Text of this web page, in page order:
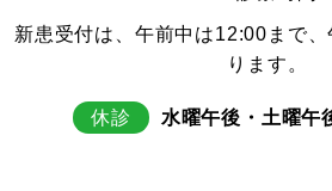
新患受付は、午前中は12:00まで
ります。
休診 水曜午後・土曜午